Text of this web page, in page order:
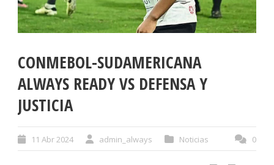
CONMEBOL-SUDAMERICANA
ALWAYS READY VS DEFENSA Y
JUSTICIA
11 Abr 2024 admin_always Noticias 0